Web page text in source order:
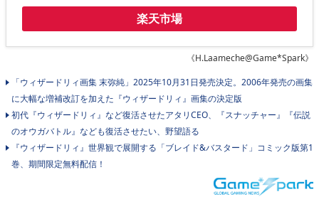
楽天市場
《H.Laameche@Game*Spark》
「ウィザードリィ画集 末弥純」2025年10月31日発売決定。2006年発売の画集
に大幅な増補改訂を加えた『ウィザードリィ』画集の決定版
初代『ウィザードリィ』など復活させたアタリCEO、『スナッチャー』『伝説
のオウガバトル』なども復活させたい、野望語る
『ウィザードリィ』世界観で展開する「ブレイド&バスタード」コミック版第1
巻、期間限定無料配信！